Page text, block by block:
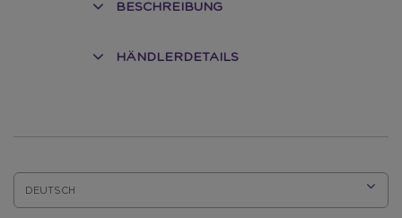
BESCHREIBUNG
HÄNDLERDETAILS